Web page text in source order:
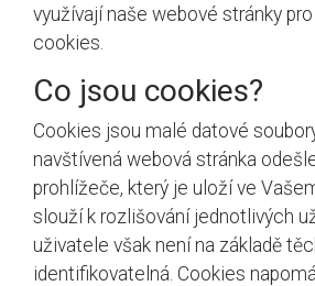
využívají naše webové stránky
cookies.
Co jsou cookies?
Cookies jsou malé datové
navštívená webová stránka
prohlížeče, který je uloží ve
slouží k rozlišování jednotlivých
uživatele však není na základě
identifikovatelná. Cookies